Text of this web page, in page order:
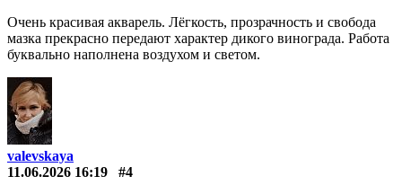
Очень красивая акварель. Лёгкость, прозрачность и свобода
мазка прекрасно передают характер дикого винограда. Работа
буквально наполнена воздухом и светом.
valevskaya
11.06.2026 16:19
#4